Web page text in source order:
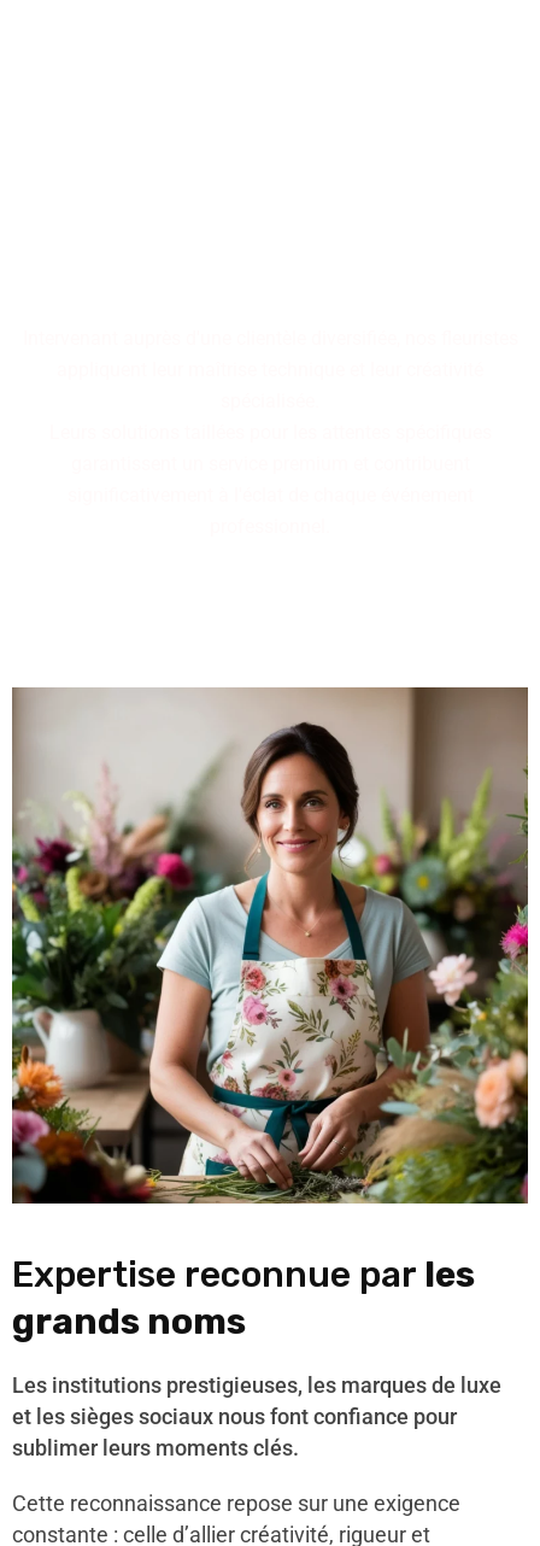
Expertise reconnue par les
grands noms
Les institutions prestigieuses, les marques de luxe
et les sièges sociaux nous font confiance pour
sublimer leurs moments clés.
Cette reconnaissance repose sur une exigence
constante : celle d’allier créativité, rigueur et